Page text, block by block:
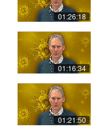
01:26:18
01:16:34
01:21:50